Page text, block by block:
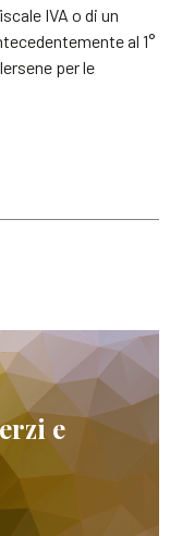
IVA o di un
al 1°
per le
e